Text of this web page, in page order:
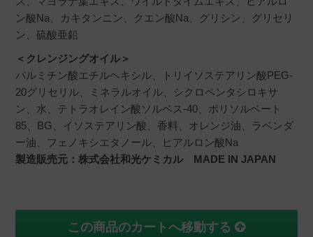
ン酸Na、カキタンニン、クエン酸Na、グリシン、グリセリ
ン、硫酸亜鉛
＜クレンジングオイル＞
パルミチン酸エチルヘキシル、トリイソステアリン酸PEG-
20グリセリル、ミネラルオイル、シクロペンタシロキサ
ン、水、テトラオレイン酸ソルベス-40、ポリソルベート
85、BG、イソステアリン酸、香料、オレンジ油、ラベンダ
ー油、フェノキシエタノール、ヒアルロン酸Na
製造販売元：株式会社和光ケミカル MADE IN JAPAN
この商品のカートへ移動する